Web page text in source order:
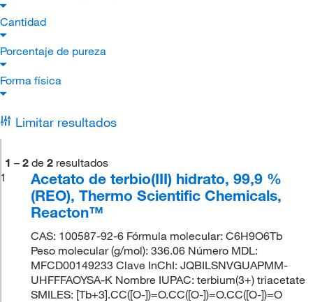
Cantidad
Porcentaje de pureza
Forma física
Limitar resultados
1 – 2 de 2 resultados
1
Acetato de terbio(III) hidrato, 99,9 %
(REO), Thermo Scientific Chemicals,
Reacton™
CAS: 100587-92-6 Fórmula molecular: C6H9O6Tb
Peso molecular (g/mol): 336.06 Número MDL:
MFCD00149233 Clave InChI: JQBILSNVGUAPMM-
UHFFFAOYSA-K Nombre IUPAC: terbium(3+) triacetate
SMILES: [Tb+3].CC([O-])=O.CC([O-])=O.CC([O-])=O